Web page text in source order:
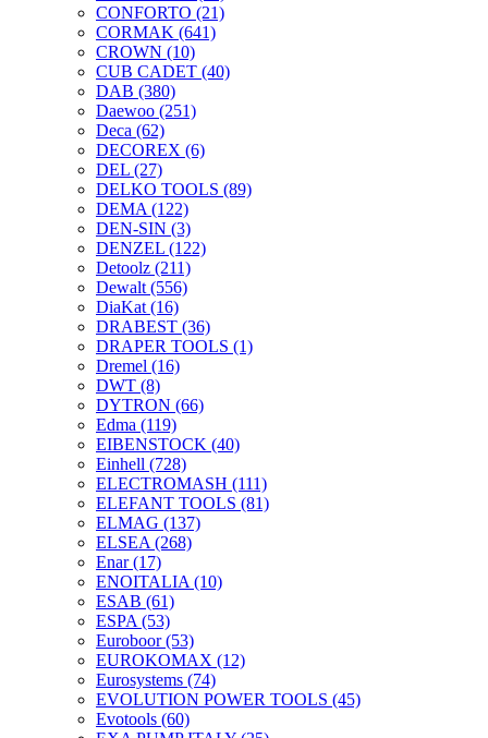
CONFORTO (21)
CORMAK (641)
CROWN (10)
CUB CADET (40)
DAB (380)
Daewoo (251)
Deca (62)
DECOREX (6)
DEL (27)
DELKO TOOLS (89)
DEMA (122)
DEN-SIN (3)
DENZEL (122)
Detoolz (211)
Dewalt (556)
DiaKat (16)
DRABEST (36)
DRAPER TOOLS (1)
Dremel (16)
DWT (8)
DYTRON (66)
Edma (119)
EIBENSTOCK (40)
Einhell (728)
ELECTROMASH (111)
ELEFANT TOOLS (81)
ELMAG (137)
ELSEA (268)
Enar(17)
ENOITALIA (10)
ESAB (61)
ESPA (53)
Euroboor(53)
EUROKOMAX (12)
Eurosystems (74)
EVOLUTION POWER TOOLS (45)
Evotools (60)